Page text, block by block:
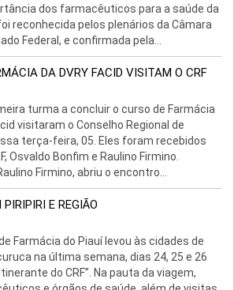
dos farmacêuticos para a saúde da
reconhecida pelos plenários da Câmara
Federal, e confirmada pela...
DA DVRY FACID VISITAM O CRF
turma a concluir o curso de Farmácia
visitaram o Conselho Regional de
terça-feira, 05. Eles foram recebidos
Osvaldo Bonfim e Raulino Firmino.
Firmino, abriu o encontro...
E REGIÃO
Farmácia do Piauí levou às cidades de
na última semana, dias 24, 25 e 26
do CRF”. Na pauta da viagem,